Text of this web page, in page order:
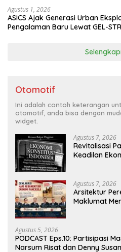
Agustus 1, 2026
ASICS Ajak Generasi Urban
Pengalaman Baru Lewat GEL-
Otomotif
Ini adalah contoh keterangan
otomotif, anda bisa dengan
widget.
Agustus 7, 2026
Revitalisasi
Keadilan
Agustus 7, 2026
Arsitektur
Maklumat
Agustus 5, 2026
PODCAST Eps.10: Partisipasi
Narsum Risat dan Denny